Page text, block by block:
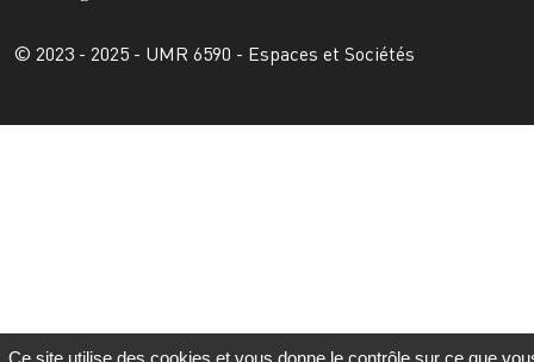
© 2023 - 2025 - UMR 6590 - Espaces et Sociétés
Ce site utilise des cookies et vous donne le contrôle sur ce que